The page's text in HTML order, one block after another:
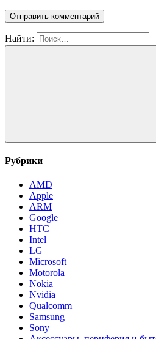
Найти:
Рубрики
AMD
Apple
ARM
Google
HTC
Intel
LG
Microsoft
Motorola
Nokia
Nvidia
Qualcomm
Samsung
Sony